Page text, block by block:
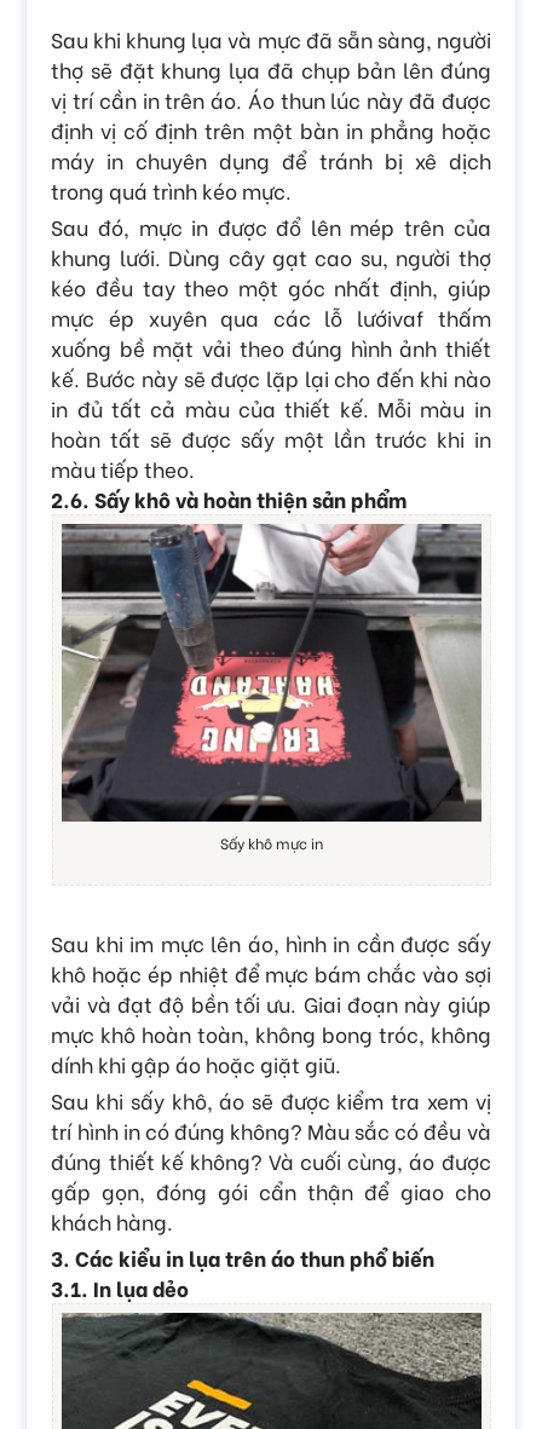
Sau khi khung lụa và mực đã sẵn sàng, người
thợ sẽ đặt khung lụa đã chụp bản lên đúng
vị trí cần in trên áo. Áo thun lúc này đã được
định vị cố định trên một bàn in phẳng hoặc
máy in chuyên dụng để tránh bị xê dịch
trong quá trình kéo mực.
Sau đó, mực in được đổ lên mép trên của
khung lưới. Dùng cây gạt cao su, người thợ
kéo đều tay theo một góc nhất định, giúp
mực ép xuyên qua các lỗ lướivaf thấm
xuống bề mặt vải theo đúng hình ảnh thiết
kế. Bước này sẽ được lặp lại cho đến khi nào
in đủ tất cả màu của thiết kế. Mỗi màu in
hoàn tất sẽ được sấy một lần trước khi in
màu tiếp theo.
2.6. Sấy khô và hoàn thiện sản phẩm
Sấy khô mực in
Sau khi im mực lên áo, hình in cần được sấy
khô hoặc ép nhiệt để mực bám chắc vào sợi
vải và đạt độ bền tối ưu. Giai đoạn này giúp
mực khô hoàn toàn, không bong tróc, không
dính khi gập áo hoặc giặt giũ.
Sau khi sấy khô, áo sẽ được kiểm tra xem vị
trí hình in có đúng không? Màu sắc có đều và
đúng thiết kế không? Và cuối cùng, áo được
gấp gọn, đóng gói cẩn thận để giao cho
khách hàng.
3. Các kiểu in lụa trên áo thun phổ biến
3.1. In lụa dẻo